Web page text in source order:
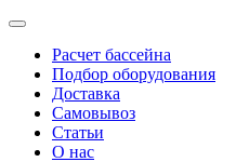
Расчет бассейна
Подбор оборудования
Доставка
Самовывоз
Статьи
О нас